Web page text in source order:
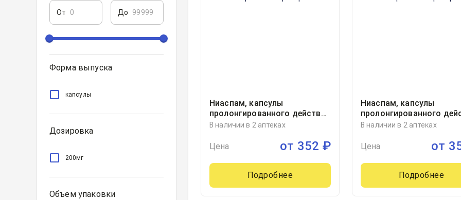
От До
Форма выпуска
капсулы
Дозировка
200мг
Объем упаковки
Ниаспам, капсулы
пролонгированного действия
200миллиграмм стрип, 30
В наличии в 2 аптеках
Цена от 352 ₽
Подробнее
Ниаспам, капсулы
пролонгированного
200миллиграмм стрип,
Индастриз Лтд, Индия
В наличии в 2 аптеках
Цена от
Подробнее